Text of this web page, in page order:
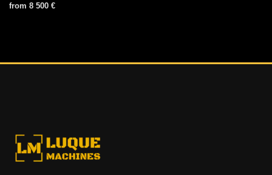
from 8 500 €